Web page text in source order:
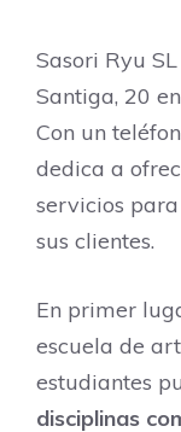
Sasori Ryu
Santiga, 20
Con un
dedica a
servicios
sus clientes.
En primer
escuela de
estudiantes
disciplinas